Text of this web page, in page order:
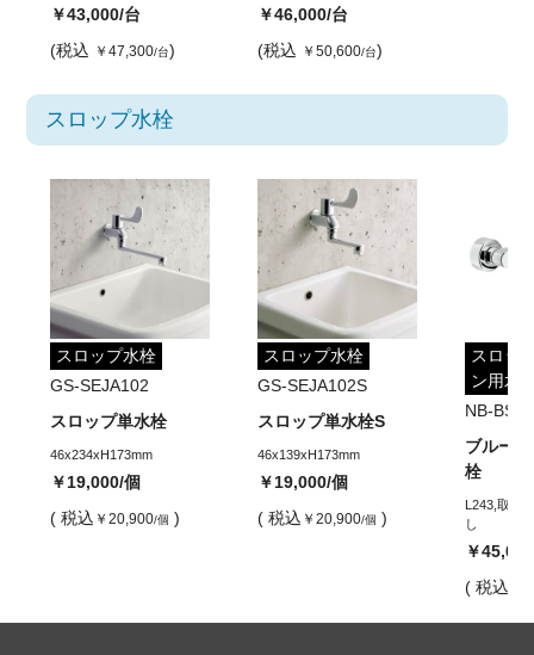
￥43,000/台
(税込 ￥47,300/台)
￥46,000/台
(税込 ￥50,600/台)
スロップ水栓
スロップ水栓
GS-SEJA102
スロップ単水栓
46x234xH173mm
￥19,000/個
( 税込 ￥20,900/個 )
スロップ水栓
GS-SEJA102S
スロップ単水栓S
46x139xH173mm
￥19,000/個
( 税込 ￥20,900/個 )
スロッ
ン用水
NB-
ブルー
栓
L243,取付
し
￥45,000
( 税込